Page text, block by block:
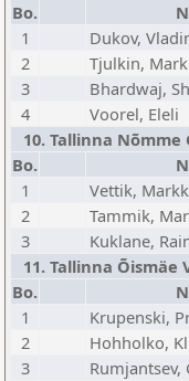
Bo.
1
Dukov,
2
Tjulkin,
3
Bhardwaj,
4
Voorel, Eleli
10. Tallinna Nõmme
Bo.
1
Vettik,
2
Tammik,
3
Kuklane,
11. Tallinna Õismäe
Bo.
1
Krupenski,
2
Hohholko,
3
Rumjantsev,